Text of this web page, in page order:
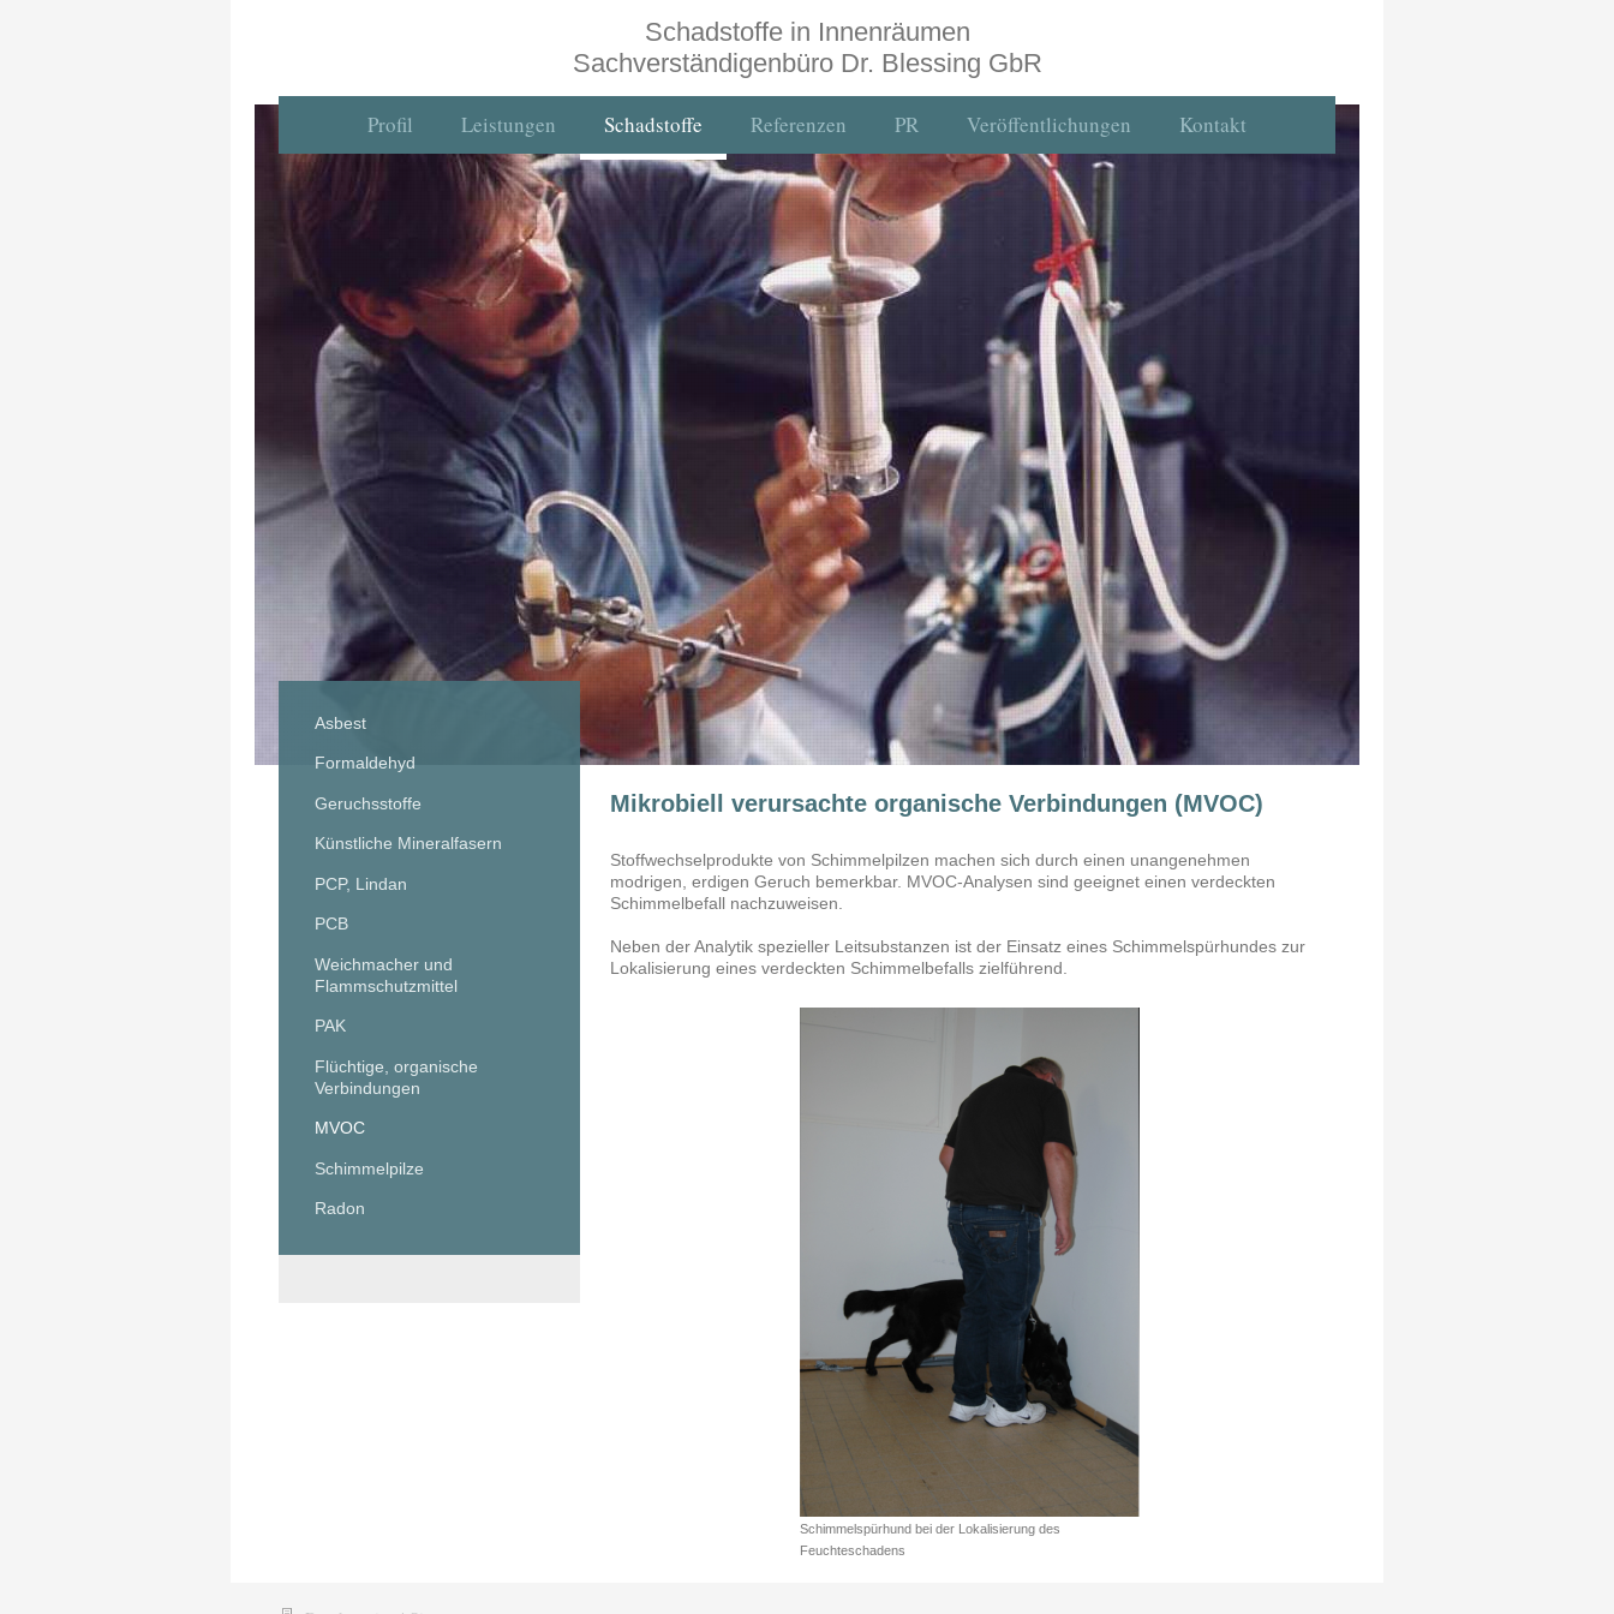
Schadstoffe in Innenräumen
Sachverständigenbüro Dr. Blessing GbR
Profil Leistungen Schadstoffe Referenzen PR Veröffentlichungen Kontakt
Mikrobiell verursachte organische Verbindungen (MVOC)
Stoffwechselprodukte von Schimmelpilzen machen sich durch einen unangenehmen
modrigen, erdigen Geruch bemerkbar. MVOC-Analysen sind geeignet einen verdeckten
Schimmelbefall nachzuweisen.
Neben der Analytik spezieller Leitsubstanzen ist der Einsatz eines Schimmelspürhundes zur
Lokalisierung eines verdeckten Schimmelbefalls zielführend.
Schimmelspürhund bei der Lokalisierung des
Feuchteschadens
Asbest
Formaldehyd
Geruchsstoffe
Künstliche Mineralfasern
PCP, Lindan
PCB
Weichmacher und
Flammschutzmittel
PAK
Flüchtige, organische
Verbindungen
MVOC
Schimmelpilze
Radon